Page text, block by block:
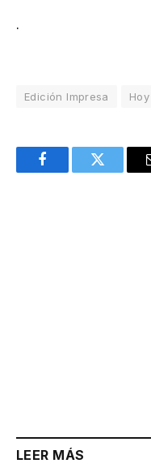
.
Edición Impresa Hoy
FacebookTwitter
LEER MÁS